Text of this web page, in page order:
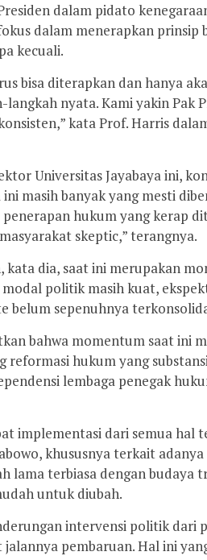
dalam pidato
dalam menerapkan prinsip
kecuali.
bisa diterapkan dan hanya
langkah nyata. Kami yakin Pak
kata Prof. Harris
Universitas Jayabaya ini,
masih banyak yang mesti
penerapan hukum yang kerap
skeptic,” terangnya.
kata dia, saat ini merupakan
politik masih kuat,
belum sepenuhnya
bahwa momentum saat ini
reformasi hukum yang
lembaga penegak
implementasi dari semua hal
khususnya terkait
lama terbiasa dengan budaya
untuk diubah.
intervensi politik dari
jalannya pembaruan. Hal ini